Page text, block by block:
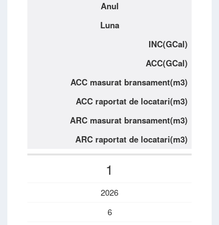
Anul
Luna
INC(GCal)
ACC(GCal)
ACC masurat bransament(m3)
ACC raportat de locatari(m3)
ARC masurat bransament(m3)
ARC raportat de locatari(m3)
1
2026
6